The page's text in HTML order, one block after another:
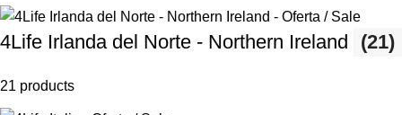
4Life Irlanda del Norte - Northern Ireland (21)
21 products